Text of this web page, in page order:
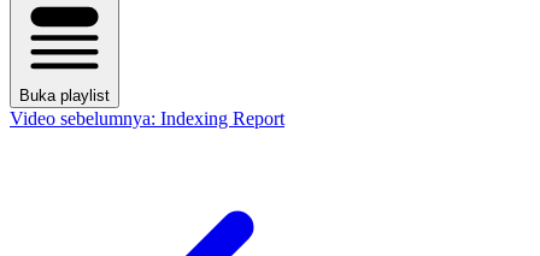
Buka playlist
Video sebelumnya: Indexing Report